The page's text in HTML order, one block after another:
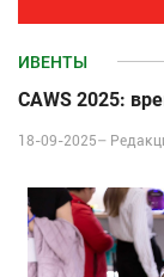
ИВЕНТЫ
CAWS 2025:
18-09-2025–